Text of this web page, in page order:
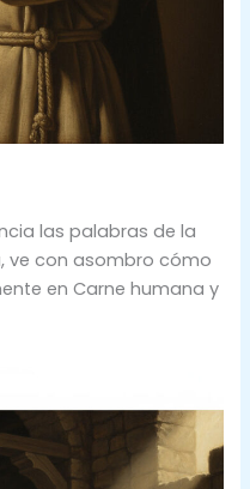
las palabras de la
ve con asombro cómo
en Carne humana y